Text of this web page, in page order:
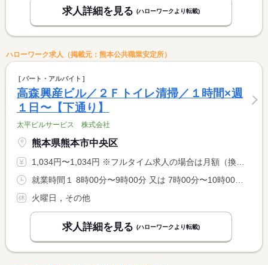
求人詳細を見る (ハローワークより転載)
ハローワーク求人（掲載元：熊本公共職業安定所）
パート・アルバイト
高森興産ビル／２Ｆトイレ清掃／１時間×週
１日〜【下通り】
太平ビルサービス 株式会社
熊本県熊本市中央区
1,034円〜1,034円 ※フルタイム求人の場合は月額（換算額）、パート求人の場合は時間額を表示しています。
火曜日，その他
求人詳細を見る (ハローワークより転載)